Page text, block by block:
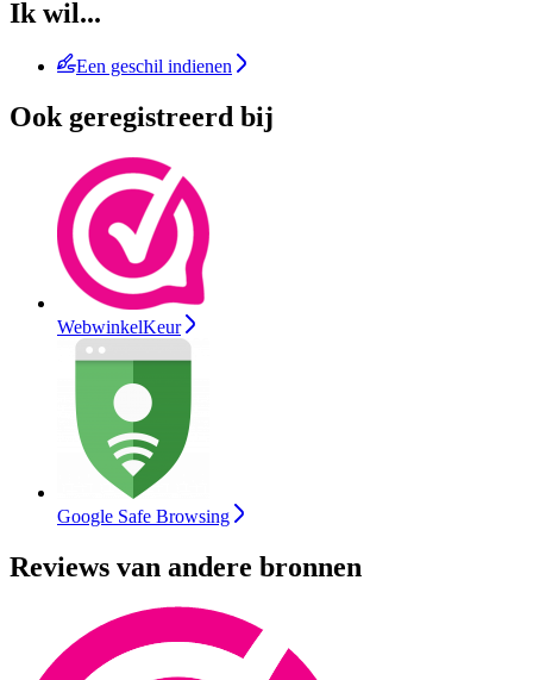
Ik wil...
Een geschil indienen
Ook geregistreerd bij
WebwinkelKeur
Google Safe Browsing
Reviews van andere bronnen